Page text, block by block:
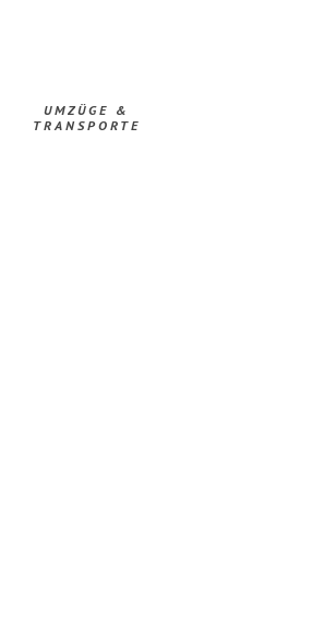
UMZÜGE &
TRANSPORTE